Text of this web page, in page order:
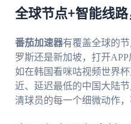
全球节点+智能线
番茄加速器有覆盖全球的
罗斯还是新加坡，打开
如在韩国看咪咕视频世界
近、延迟最低的中国大陆
清球员的每一个细微动作